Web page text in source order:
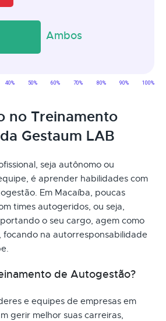
no Treinamento
Gestaum LAB
seja autônomo ou
é aprender habilidades com
Em Macaíba, poucas
times autogeridos, ou seja,
o seu cargo, agem como
focando na autorresponsabilidade
de Autogestão?
e equipes de empresas em
gerir melhor suas carreiras,